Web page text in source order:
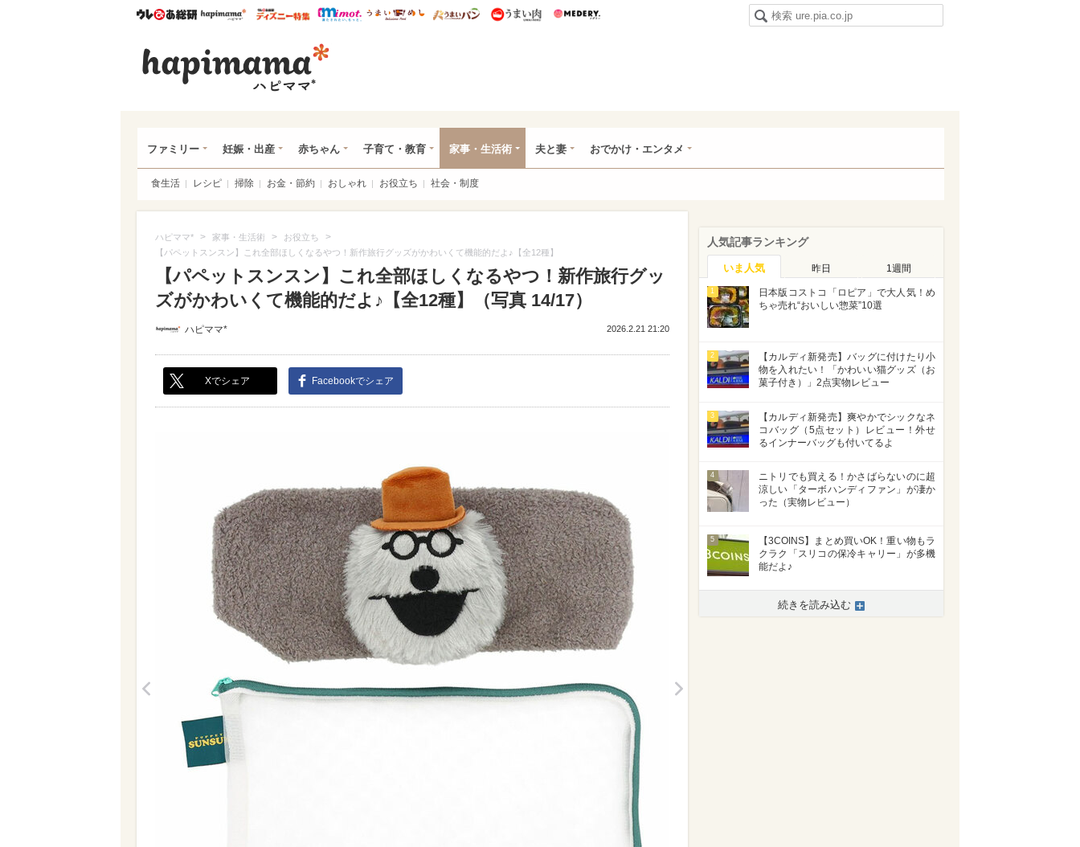
ウレぴあ総研ハピママ* ウレぴあ総研 ディズニー特集
mimot. うまいめし うまいパン うまい肉
ファミリー 妊娠・出産 赤ちゃん 子育て・教育 家事・生活術 夫と妻 おでかけ・エンタメ
食生活 レシピ 掃除 お金・節約 おしゃれ お役立ち 社会・制度
ハピママ* > 家事・生活術 > お役立ち >
【パペットスンスン】これ全部ほしくなるやつ！新作旅行グッズがかわいくて機能的だよ♪【全12種】
【パペットスンスン】これ全部ほしくなるやつ！新作旅行グッ
ズがかわいくて機能的だよ♪【全12種】（写真 14/17）
ハピママ* 2026.2.21 21:20
Xでシェア Facebookでシェア
人気記事ランキング
いま人気 昨日 1週間
1
日本版コストコ「ロピア」で大人気！め
ちゃ売れ“おいしい惣菜”10選
2
【カルディ新発売】バッグに付けたり小
物を入れたい！「かわいい猫グッズ（お
菓子付き）」2点実物レビュー
3
【カルディ新発売】爽やかでシックなネ
コバッグ（5点セット）レビュー！外せ
るインナーバッグも付いてるよ
4
ニトリでも買える！かさばらないのに超
涼しい「ターボハンディファン」が凄か
った（実物レビュー）
5
【3COINS】まとめ買いOK！重い物もラ
クラク「スリコの保冷キャリー」が多機
能だよ♪
続きを読み込む